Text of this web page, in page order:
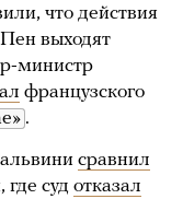
что действия
выходят
министр
французского
.
сравнил
суд отказал